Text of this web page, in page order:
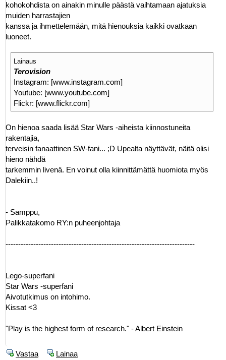
kohokohdista on ainakin minulle päästä vaihtamaan ajatuksia
muiden harrastajien
kanssa ja ihmettelemään, mitä hienouksia kaikki ovatkaan
luoneet.
Lainaus
Terovision
Instagram: [www.instagram.com]
Youtube: [www.youtube.com]
Flickr: [www.flickr.com]
On hienoa saada lisää Star Wars -aiheista kiinnostuneita
rakentajia,
terveisin fanaattinen SW-fani... ;D Upealta näyttävät, näitä olisi
hieno nähdä
tarkemmin livenä. En voinut olla kiinnittämättä huomiota myös
Dalekiin..!
- Samppu,
Palikkatakomo RY:n puheenjohtaja
---------------------------------------------------------------------------
Lego-superfani
Star Wars -superfani
Aivotutkimus on intohimo.
Kissat <3
"Play is the highest form of research." - Albert Einstein
Vastaa Lainaa